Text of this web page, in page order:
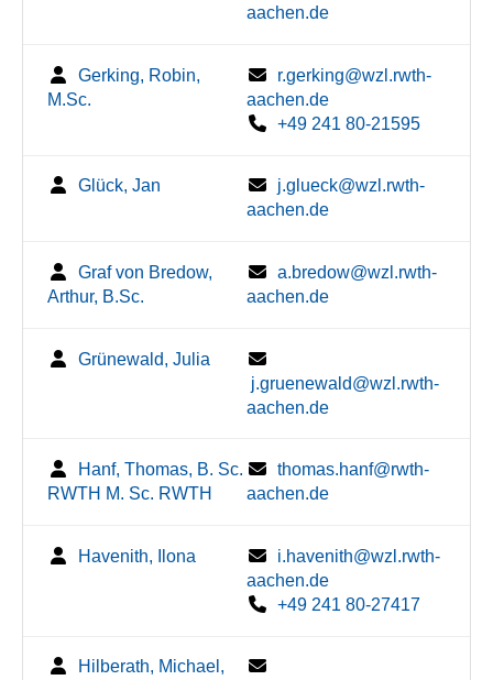
aachen.de
Gerking, Robin,
M.Sc.
r.gerking@wzl.rwth-
aachen.de
+49 241 80-21595
Glück, Jan
j.glueck@wzl.rwth-
aachen.de
Graf von Bredow,
Arthur, B.Sc.
a.bredow@wzl.rwth-
aachen.de
Grünewald, Julia
j.gruenewald@wzl.rwth-
aachen.de
Hanf, Thomas, B. Sc.
RWTH M. Sc. RWTH
thomas.hanf@rwth-
aachen.de
Havenith, Ilona
i.havenith@wzl.rwth-
aachen.de
+49 241 80-27417
Hilberath, Michael,